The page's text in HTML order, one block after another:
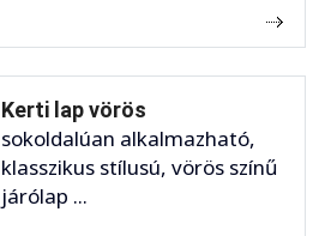
Kerti lap vörös
sokoldalúan alkalmazható,
klasszikus stílusú, vörös színű
járólap ...